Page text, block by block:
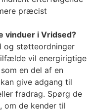
præcist
vinduer i Vridsed?
og støtteordninger
vil energirigtige
en del af en
give adgang til
fradrag. Spørg de
om de kender til